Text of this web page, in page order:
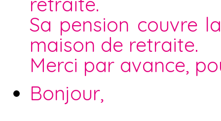
Sa pension couvre
maison de retraite.
Merci par avance,
Bonjour,